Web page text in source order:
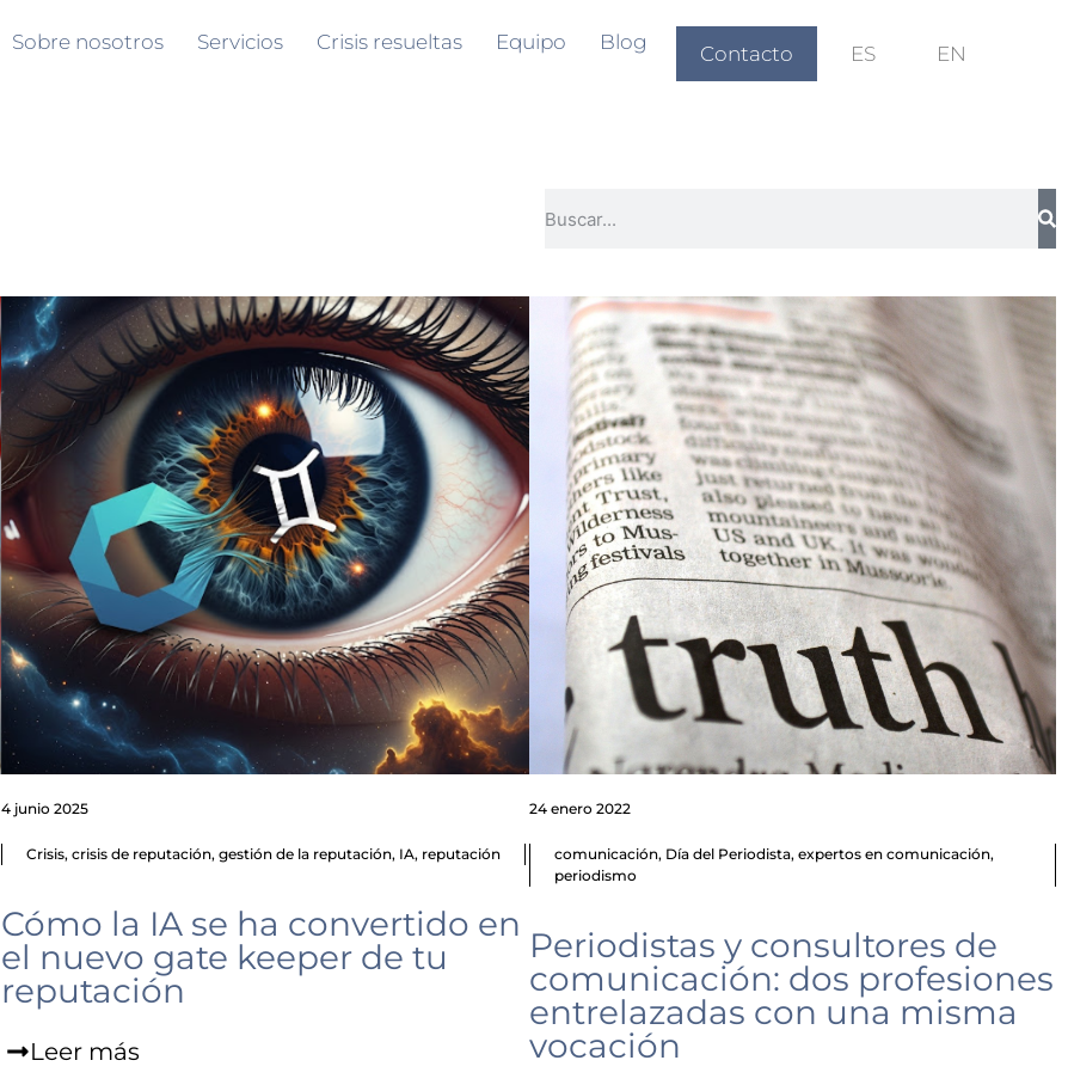
Sobre nosotros Servicios Crisis resueltas Equipo Blog Contacto ES EN
4 junio 2025
Crisis,crisis de reputación,gestión de la reputación, IA, reputación
Cómo la IA se ha convertido en
el nuevo gate keeper de tu
reputación
Leer más
24 enero 2022
comunicación, Día del Periodista, expertos en comunicación,
periodismo
Periodistas y consultores de
comunicación: dos profesiones
entrelazadas con una misma
vocación